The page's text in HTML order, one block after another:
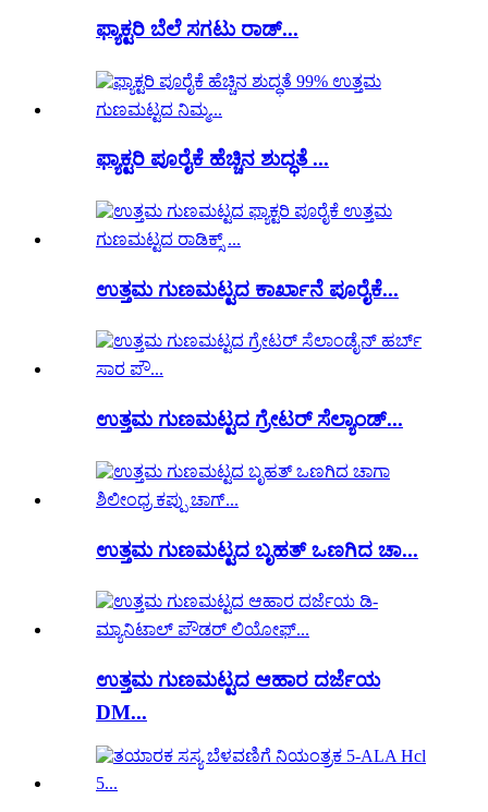
ಫ್ಯಾಕ್ಟರಿ ಬೆಲೆ ಸಗಟು ರಾಡ್...
ಫ್ಯಾಕ್ಟರಿ ಪೂರೈಕೆ ಹೆಚ್ಚಿನ ಶುದ್ಧತೆ ...
ಉತ್ತಮ ಗುಣಮಟ್ಟದ ಕಾರ್ಖಾನೆ ಪೂರೈಕೆ...
ಉತ್ತಮ ಗುಣಮಟ್ಟದ ಗ್ರೇಟರ್ ಸೆಲ್ಯಾಂಡ್...
ಉತ್ತಮ ಗುಣಮಟ್ಟದ ಬೃಹತ್ ಒಣಗಿದ ಚಾ...
ಉತ್ತಮ ಗುಣಮಟ್ಟದ ಆಹಾರ ದರ್ಜೆಯ
DM...